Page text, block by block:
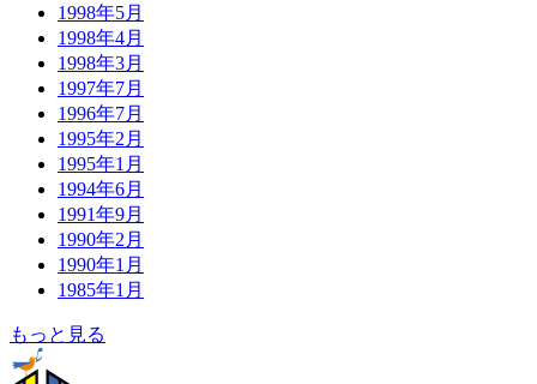
1998年5月
1998年4月
1998年3月
1997年7月
1996年7月
1995年2月
1995年1月
1994年6月
1991年9月
1990年2月
1990年1月
1985年1月
もっと見る